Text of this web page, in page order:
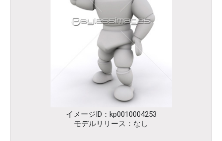
イメージID：kp0010004253
モデルリリース：なし